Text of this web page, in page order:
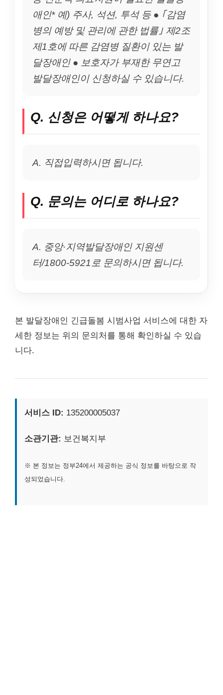
애인* 예) 주사, 석션, 투석 등 ● ｢감염
병의 예방 및 관리에 관한 법률｣ 제2조
제1호에 따른 감염병 질환이 있는 발
달장애인 ● 보호자가 부재한 무연고
발달장애인이 신청하실 수 있습니다.
Q. 신청은 어떻게 하나요?
A. 직접입력하시면 됩니다.
Q. 문의는 어디로 하나요?
A. 중앙·지역발달장애인 지원센
터/1800-5921로 문의하시면 됩니다.
본 발달장애인 긴급돌봄 시범사업 서비스에 대한 자
세한 정보는 위의 문의처를 통해 확인하실 수 있습
니다.
서비스 ID: 135200005037
소관기관: 보건복지부
※ 본 정보는 정부24에서 제공하는 공식 정보를 바탕으로 작
성되었습니다.